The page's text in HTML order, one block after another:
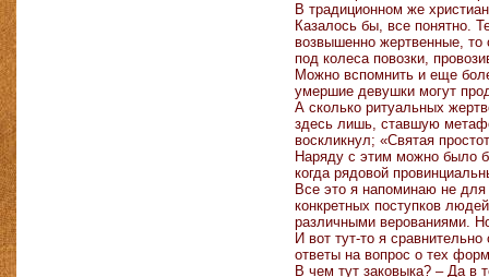
В традиционном же
Казалось бы, все понятно.
возвышенно жертвенные, то
под колеса повозки,
Можно вспомнить и еще
умершие девушки могут
А сколько ритуальных
здесь лишь, ставшую
воскликнул; «Святая
Наряду с этим можно было
когда рядовой
Все это я напоминаю не для
конкретных поступков
различными верованиями.
И вот тут-то я
ответы на вопрос о тех
В чем тут заковыка? – Да в